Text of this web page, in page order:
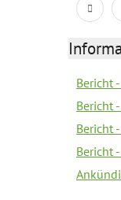
Bericht
Bericht
Bericht
Bericht